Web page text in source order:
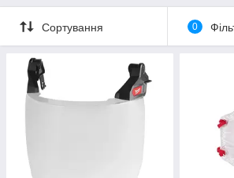
Сортування 0